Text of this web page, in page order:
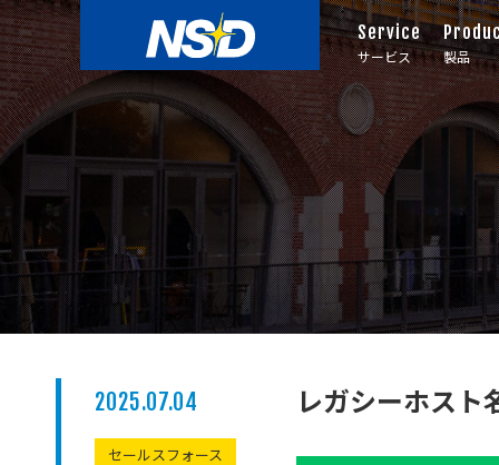
Service
サービス 製品
2025.07.04
セールスフォース
レガシーホスト